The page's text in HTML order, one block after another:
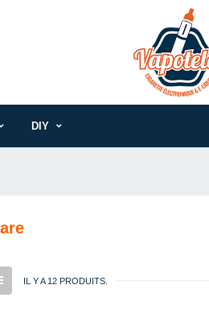
DIY
IL Y A 12 PRODUITS.